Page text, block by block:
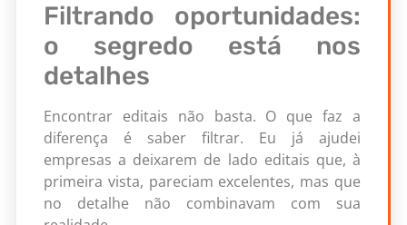
Filtrando oportunidades:
o segredo está nos
detalhes
Encontrar editais não basta. O que faz a
diferença é saber filtrar. Eu já ajudei
empresas a deixarem de lado editais que, à
primeira vista, pareciam excelentes, mas que
no detalhe não combinavam com sua